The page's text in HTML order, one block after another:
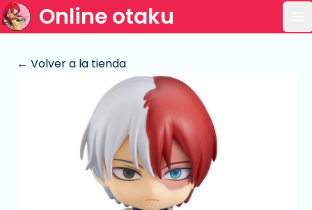
Online otaku
← Volver a la tienda